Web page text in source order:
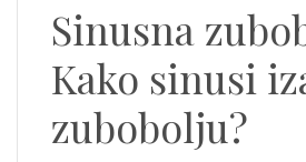
Sinusna
Kako sinusi
zubobolju?